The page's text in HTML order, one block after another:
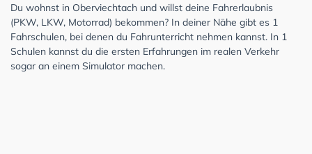
Du wohnst in Oberviechtach und willst deine Fahrerlaubnis
(PKW, LKW, Motorrad) bekommen? In deiner Nähe gibt es 1
Fahrschulen, bei denen du Fahrunterricht nehmen kannst. In 1
Schulen kannst du die ersten Erfahrungen im realen Verkehr
sogar an einem Simulator machen.